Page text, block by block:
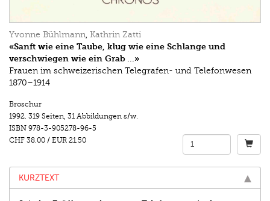
Yvonne Bühlmann Kathrin Zatti
«Sanft wie eine Taube, klug wie eine Schlange und
verschwiegen wie ein Grab …»
Frauen im schweizerischen Telegrafen- und Telefonwesen
1870–1914
Broschur
1992. 319 Seiten 31 Abbildungen s/w.
ISBN 978-3-905278-96-5
CHF 38.00 / EUR 21.50
KURZTEXT